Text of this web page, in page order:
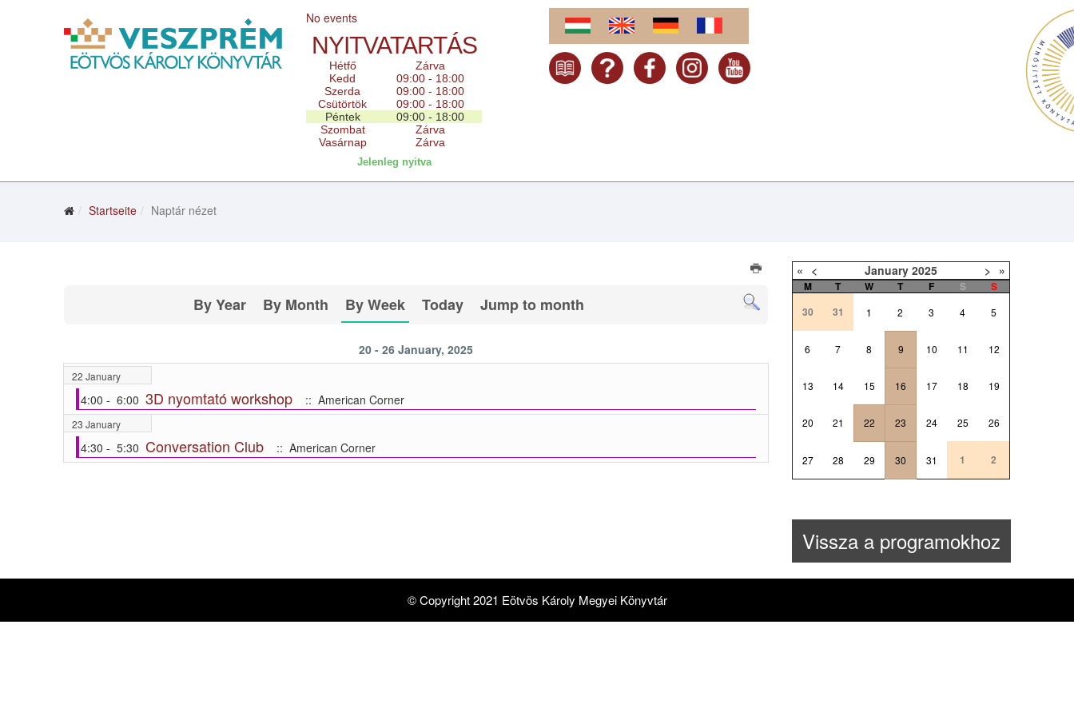
No events
NYITVATARTÁS
Hétfő
Zárva
Kedd
09:00 - 18:00
Szerda
09:00 - 18:00
Csütörtök
09:00 - 18:00
Péntek
09:00 - 18:00
Szombat
Zárva
Vasárnap
Zárva
Jelenleg nyitva
Startseite Naptár nézet
By Year By Month By Week Today Jump to month
20 - 26 January, 2025
22 January
4:00 - 6:00 3D nyomtató workshop :: American Corner
23 January
4:30 - 5:30 Conversation Club :: American Corner
« < January 2025 > »
M T W T F S
S
30
31 1 2 3 4 5
6 7 8 9 10 11 12
13 14 15 16 17 18 19
20 21 22 23 24 25 26
27 28 29 30 31 1 2
Vissza a programokhoz
© Copyright 2021 Eötvös Károly Megyei Könyvtár